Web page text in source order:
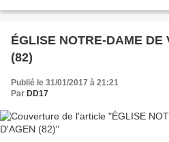
ÉGLISE NOTRE-DAME DE
(82)
Publié le 31/01/2017 à 21:21
Par DD17